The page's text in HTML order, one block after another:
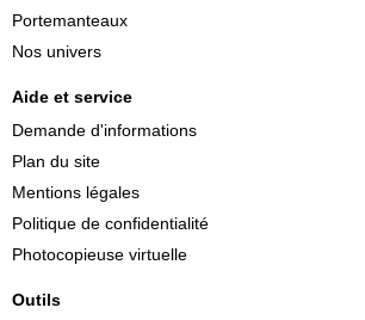
Portemanteaux
Nos univers
Aide et service
Demande d'informations
Plan du site
Mentions légales
Politique de confidentialité
Photocopieuse virtuelle
Outils